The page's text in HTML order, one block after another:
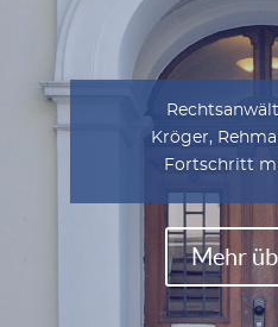
Kröger,
Fortschritt
Mehr